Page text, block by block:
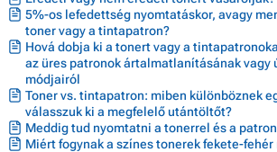
5%-os lefedettség nyomtatáskor, avagy
toner vagy a tintapatron?
Hová dobja ki a tonert vagy a
az üres patronok ártalmatlanításának vagy
módjairól
Toner vs. tintapatron: miben különböznek
válasszuk ki a megfelelő utántöltőt?
Meddig tud nyomtatni a tonerrel és a
Miért fogynak a színes tonerek fekete-